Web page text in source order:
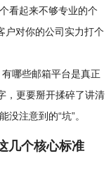
看起来不够专业的个
户对你的公司实力打个
哪些邮箱平台是真正
，更要掰开揉碎了讲清
注意到的“坑”。
几个核心标准